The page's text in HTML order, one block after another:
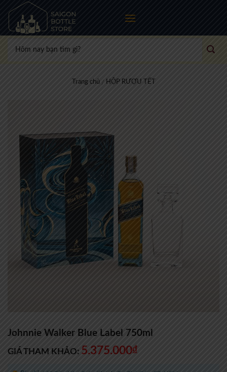
content
kiếm:
Trang chủ / HỘP RƯỢU TẾT
Johnnie Walker Blue Label 750ml
GIÁ THAM KHẢO: 5.375.000₫